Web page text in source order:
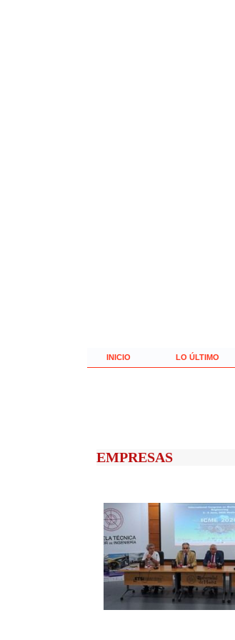
INICIO LO ÚLTIMO
EMPRESAS